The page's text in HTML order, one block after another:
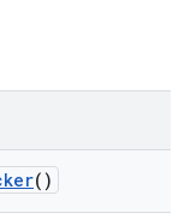
()